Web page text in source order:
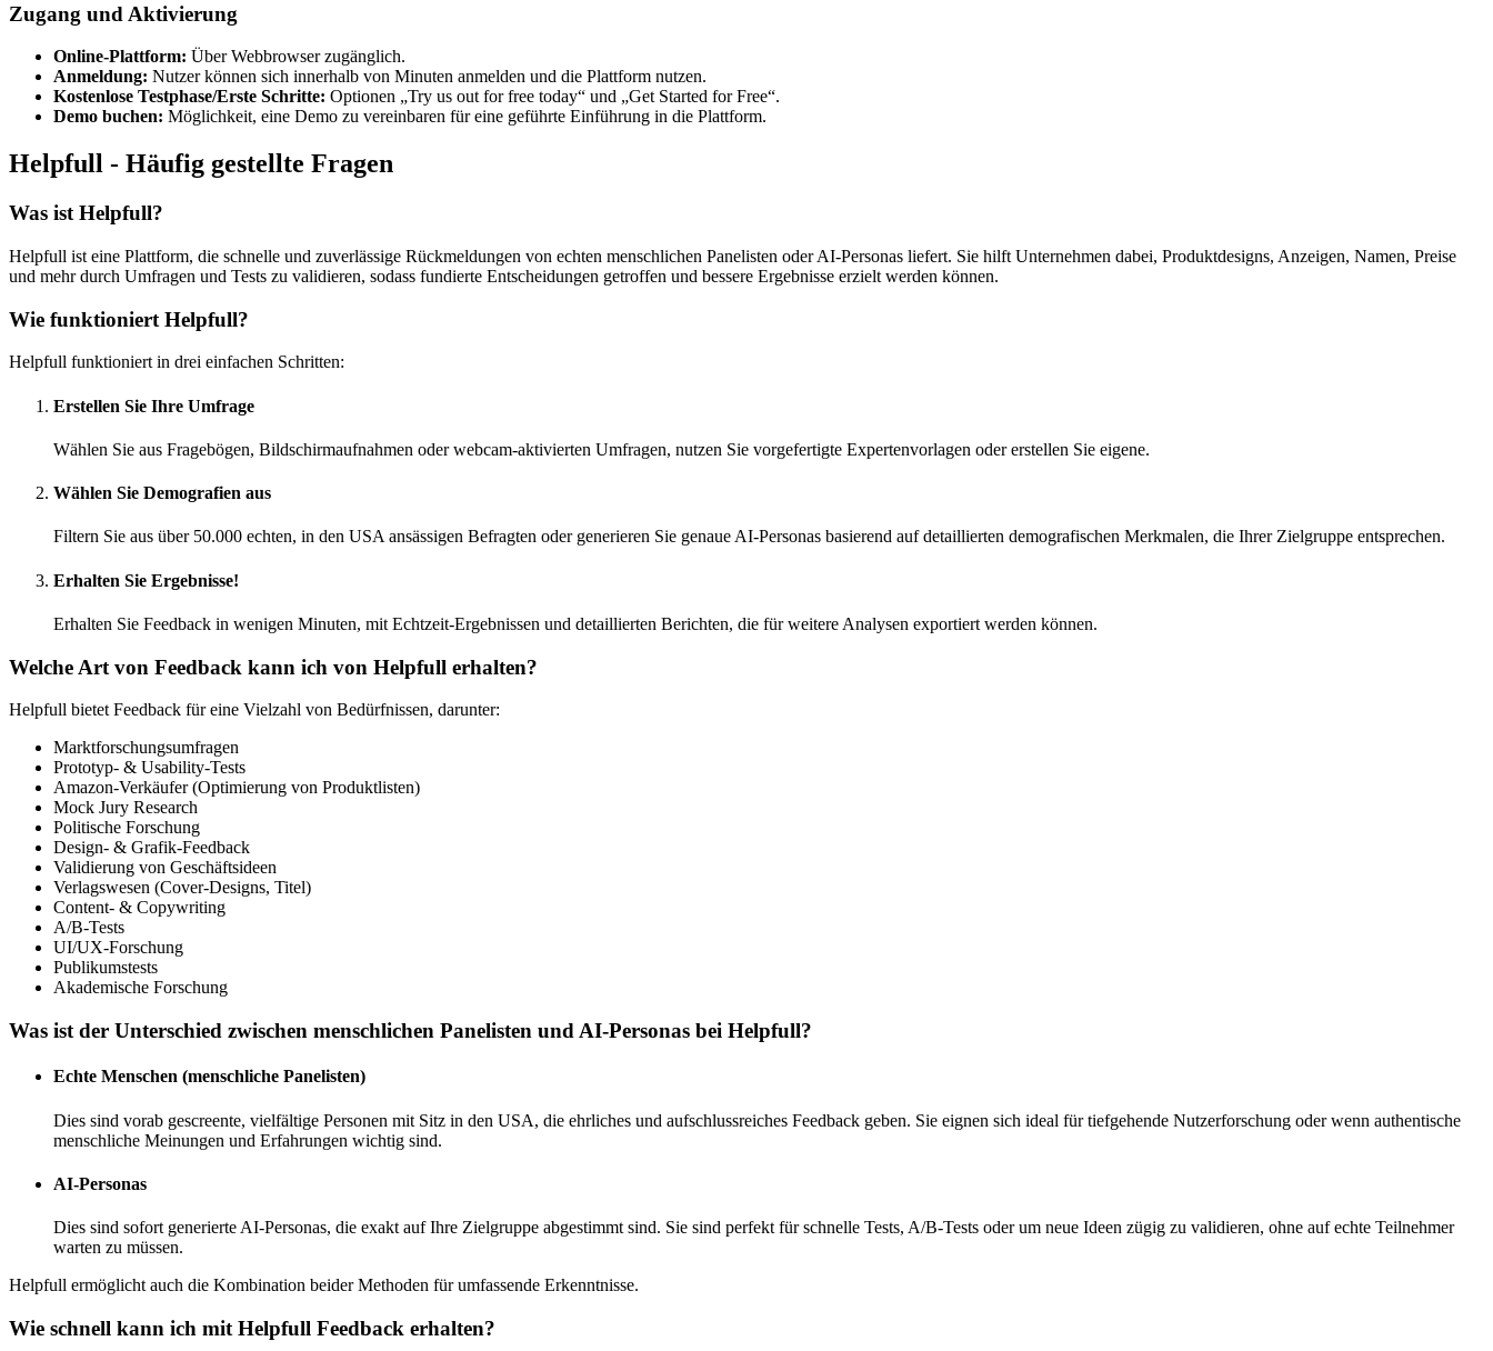
Zugang und Aktivierung
Online-Plattform: Über Webbrowser zugänglich.
Anmeldung: Nutzer können sich innerhalb von Minuten anmelden und die Plattform nutzen.
Kostenlose Testphase/Erste Schritte: Optionen „Try us out for free today“ und „Get Started for Free“.
Demo buchen: Möglichkeit, eine Demo zu vereinbaren für eine geführte Einführung in die Plattform.
Helpfull - Häufig gestellte Fragen
Was ist Helpfull?
Helpfull ist eine Plattform, die schnelle und zuverlässige Rückmeldungen von echten menschlichen Panelisten oder AI-Personas liefert. Sie hilft Unternehmen dabei, Produktdesigns, Anzeigen, Namen, Preise
und mehr durch Umfragen und Tests zu validieren, sodass fundierte Entscheidungen getroffen und bessere Ergebnisse erzielt werden können.
Wie funktioniert Helpfull?
Helpfull funktioniert in drei einfachen Schritten:
Erstellen Sie Ihre Umfrage
Wählen Sie aus Fragebögen, Bildschirmaufnahmen oder webcam-aktivierten Umfragen, nutzen Sie vorgefertigte Expertenvorlagen oder erstellen Sie eigene.
Wählen Sie Demografien aus
Filtern Sie aus über 50.000 echten, in den USA ansässigen Befragten oder generieren Sie genaue AI-Personas basierend auf detaillierten demografischen Merkmalen, die Ihrer Zielgruppe entsprechen.
Erhalten Sie Ergebnisse!
Erhalten Sie Feedback in wenigen Minuten, mit Echtzeit-Ergebnissen und detaillierten Berichten, die für weitere Analysen exportiert werden können.
Welche Art von Feedback kann ich von Helpfull erhalten?
Helpfull bietet Feedback für eine Vielzahl von Bedürfnissen, darunter:
Marktforschungsumfragen
Prototyp- & Usability-Tests
Amazon-Verkäufer (Optimierung von Produktlisten)
Mock Jury Research
Politische Forschung
Design- & Grafik-Feedback
Validierung von Geschäftsideen
Verlagswesen (Cover-Designs, Titel)
Content- & Copywriting
A/B-Tests
UI/UX-Forschung
Publikumstests
Akademische Forschung
Was ist der Unterschied zwischen menschlichen Panelisten und AI-Personas bei Helpfull?
Echte Menschen (menschliche Panelisten)
Dies sind vorab gescreente, vielfältige Personen mit Sitz in den USA, die ehrliches und aufschlussreiches Feedback geben. Sie eignen sich ideal für tiefgehende Nutzerforschung oder wenn authentische
menschliche Meinungen und Erfahrungen wichtig sind.
AI-Personas
Dies sind sofort generierte AI-Personas, die exakt auf Ihre Zielgruppe abgestimmt sind. Sie sind perfekt für schnelle Tests, A/B-Tests oder um neue Ideen zügig zu validieren, ohne auf echte Teilnehmer
warten zu müssen.
Helpfull ermöglicht auch die Kombination beider Methoden für umfassende Erkenntnisse.
Wie schnell kann ich mit Helpfull Feedback erhalten?